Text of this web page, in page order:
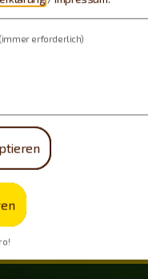
(immer erforderlich)